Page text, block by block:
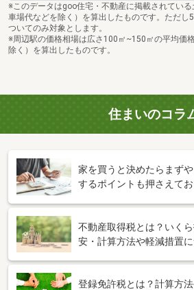
※このデータはgoo住宅・不動産に掲載されてい
車場代などを除く）を算出したものです。ただし
ついてのみ対象とします。
※周辺駅の価格相場は広さ100㎡~150㎡の平均価
除く）を算出したものです。
住まいのコラ
家を買うと決めたらまず
するポイントも押さえてお
不動産取得税とは？いく
安・計算方法や軽減措置
登録免許税とは？計算方